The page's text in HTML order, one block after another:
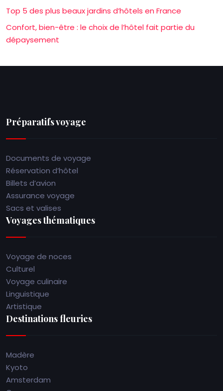
Top 5 des plus beaux jardins d’hôtels en France
Confort, bien-être : le choix de l’hôtel fait partie du
dépaysement
Préparatifs voyage
Documents de voyage
Réservation d’hôtel
Billets d’avion
Assurance voyage
Sacs et valises
Voyages thématiques
Voyage de noces
Culturel
Voyage culinaire
Linguistique
Artistique
Destinations fleuries
Madère
Kyoto
Amsterdam